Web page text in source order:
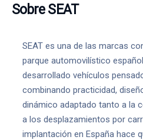
Sobre SEAT
SEAT es una de las marcas
parque automovilístico
desarrollado vehículos
combinando practicidad,
dinámico adaptado tanto a la
a los desplazamientos por
implantación en España hace